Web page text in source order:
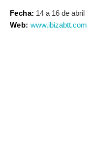
Fecha: 14 a 16 de abril
Web: www.ibizabtt.com